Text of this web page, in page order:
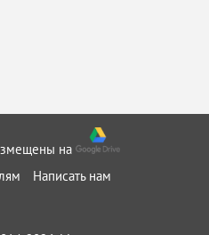
на
Написать нам